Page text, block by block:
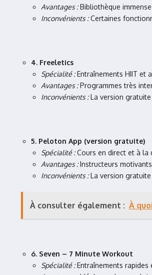
Avantages :Bibliothèque
Inconvénients :Certaines
4. Freeletics
Spécialité :Entraînements HIIT et
Avantages :Programmes très
Inconvénients :La version gratuite
5. Peloton App (version gratuite)
Spécialité :Cours en direct et à la
Avantages :Instructeurs
Inconvénients :La version gratuite
À consulter également : À
6. Seven – 7 Minute Workout
Spécialité :Entraînements rapides